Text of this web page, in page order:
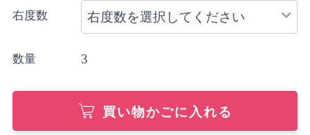
右度数
数量 3
買い物かごに入れる